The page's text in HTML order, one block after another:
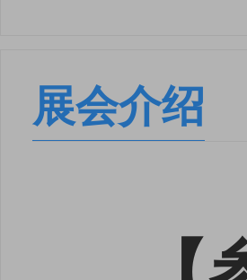
展会介绍